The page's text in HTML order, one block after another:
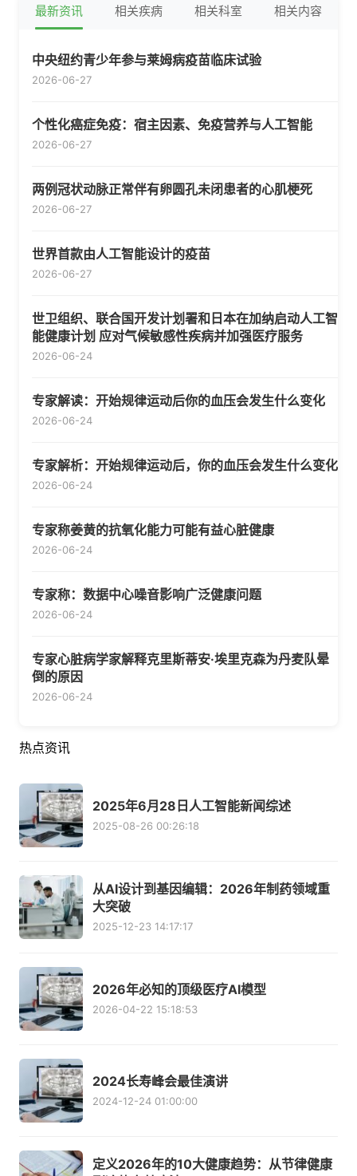
最新资讯 相关疾病 相关科室 相关内容
中央纽约青少年参与莱姆病疫苗临床试验
2026-06-27
个性化癌症免疫：宿主因素、免疫营养与人工智能
2026-06-27
两例冠状动脉正常伴有卵圆孔未闭患者的心肌梗死
2026-06-27
世界首款由人工智能设计的疫苗
2026-06-27
世卫组织、联合国开发计划署和日本在加纳启动人工智
能健康计划 应对气候敏感性疾病并加强医疗服务
2026-06-24
专家解读：开始规律运动后你的血压会发生什么变化
2026-06-24
专家解析：开始规律运动后，你的血压会发生什么变化
2026-06-24
专家称姜黄的抗氧化能力可能有益心脏健康
2026-06-24
专家称：数据中心噪音影响广泛健康问题
2026-06-24
专家心脏病学家解释克里斯蒂安·埃里克森为丹麦队晕
倒的原因
2026-06-24
热点资讯
2025年6月28日人工智能新闻综述
2025-08-26 00:26:18
从AI设计到基因编辑：2026年制药领域重
大突破
2025-12-23 14:17:17
2026年必知的顶级医疗AI模型
2026-04-22 15:18:53
2024长寿峰会最佳演讲
2024-12-24 01:00:00
定义2026年的10大健康趋势：从节律健康